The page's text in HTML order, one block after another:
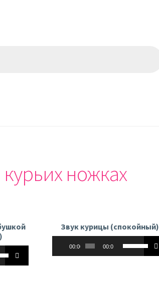
ножках
Звук курицы (спокойный)
00:00 00:00